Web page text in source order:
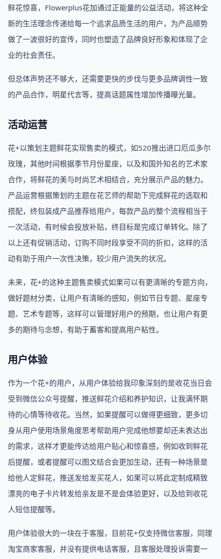
鲜花惊喜，Flowerplus花加通过正能量的公益活动，将这种全
新的生活理念传递给每一个追求品质生活的用户，为产品顺势
做了一波很好的宣传，同时也塑造了品牌良好形象和体现了企
业的社会责任。
但总体声势还不够大，还需要更快的步伐与更多品牌调性一致
的产品合作，明星代言等，提高话题属性增加传播曝光量。
活动运营
花+以策划主题鲜花实现售卖的模式，如520推出进口厄瓜多尔
玫瑰，其他时间根据季节月份星座，以及和国外知名的艺术家
合作，将鲜花的美与时尚艺术相结合，充分展示产品的魅力。
产品运营根据策划的主题在花艺师的帮助下完成鲜花的选取和
搭配，终包装成产品推荐给用户，每款产品的整个流程相当于
一次活动，有时候会投放补贴，终目标是完成订单转化。除了
以上还有促销活动，订购不同时段享受不同的折扣，这样的活
动有助于用户一次性决策，较少用户流失的状况。
未来，花+的这种主题售卖模式如果可以有更清晰的专题方向，
做好题材分类，让用户有清晰的感知，例如节日专题、星座专
题、艺术专题等，这样可以管理好用户的预期，也让用户有更
多的期待与念想，有助于蓄客和提高用户粘性。
用户体验
作为一个花+的用户，从用户体验给我印象深刻的是收花当日会
受到微信公众号提醒，推送鲜花介绍和养护知识，让我满怀期
待的心情等待收花。当然，如果提醒可以做得更细致，更多切
身从用户使用场景角度思考帮助用户完成他想要却还未表达出
的需求，这样才更能传达给用户贴心和惊喜感，例如收到鲜花
后提醒，或者提醒可以图文结合会更加生动，还有一种场景是
给他人定鲜花，推送发给发买花人，如果可以将此定制成精致
漂亮的电子卡片转发给亲友是不是会体验更好，以及给到收花
人短信提醒等。
用户体验很大的一块在于客服，目前花+仅支持微信客服，同理
淘宝商家客服，并没有提供电话客服，且客服处理投诉需要一